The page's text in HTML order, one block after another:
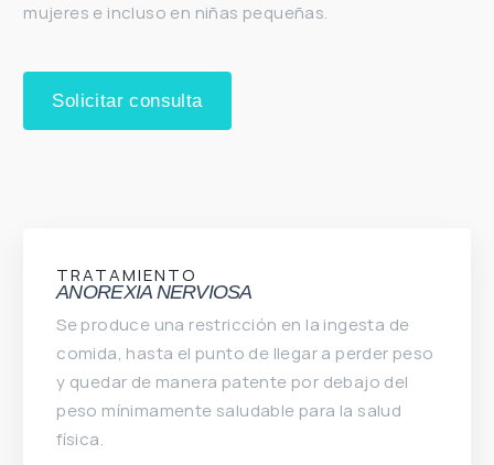
mujeres e incluso en niñas pequeñas.
Solicitar consulta
TRATAMIENTO
ANOREXIA NERVIOSA
Se produce una restricción en la ingesta de
comida, hasta el punto de llegar a perder peso
y quedar de manera patente por debajo del
peso mínimamente saludable para la salud
física.